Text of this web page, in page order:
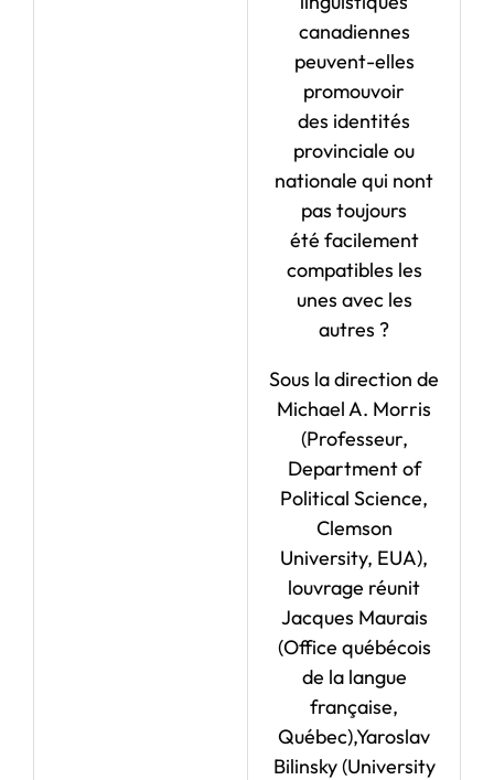
canadiennes
peuvent-elles
promouvoir
des identités
provinciale ou
nationale qui nont
pas toujours
été facilement
compatibles les
unes avec les
autres ?
Sous la direction de
Michael A. Morris
(Professeur,
Department of
Political Science,
Clemson
University, EUA),
louvrage réunit
Jacques Maurais
(Office québécois
de la langue
française,
Québec),Yaroslav
Bilinsky (University